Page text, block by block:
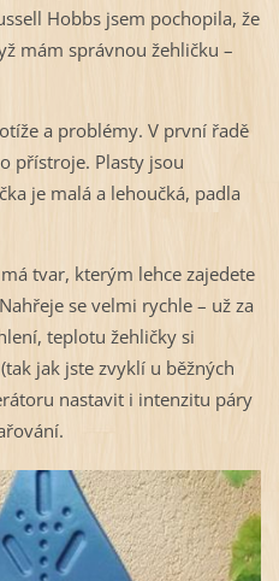
Hobbs jsem pochopila, že
mám správnou žehličku –
a problémy. V první řadě
přístroje. Plasty jsou
je malá a lehoučká, padla
tvar, kterým lehce zajedete
se velmi rychle – už za
teplotu žehličky si
jak jste zvyklí u běžných
nastavit i intenzitu páry